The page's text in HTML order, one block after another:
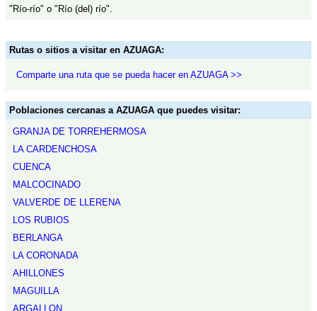
"Río-río" o "Río (del) río".
Rutas o sitios a visitar en AZUAGA:
Comparte una ruta que se pueda hacer en AZUAGA >>
Poblaciones cercanas a AZUAGA que puedes visitar:
GRANJA DE TORREHERMOSA
LA CARDENCHOSA
CUENCA
MALCOCINADO
VALVERDE DE LLERENA
LOS RUBIOS
BERLANGA
LA CORONADA
AHILLONES
MAGUILLA
ARGALLON